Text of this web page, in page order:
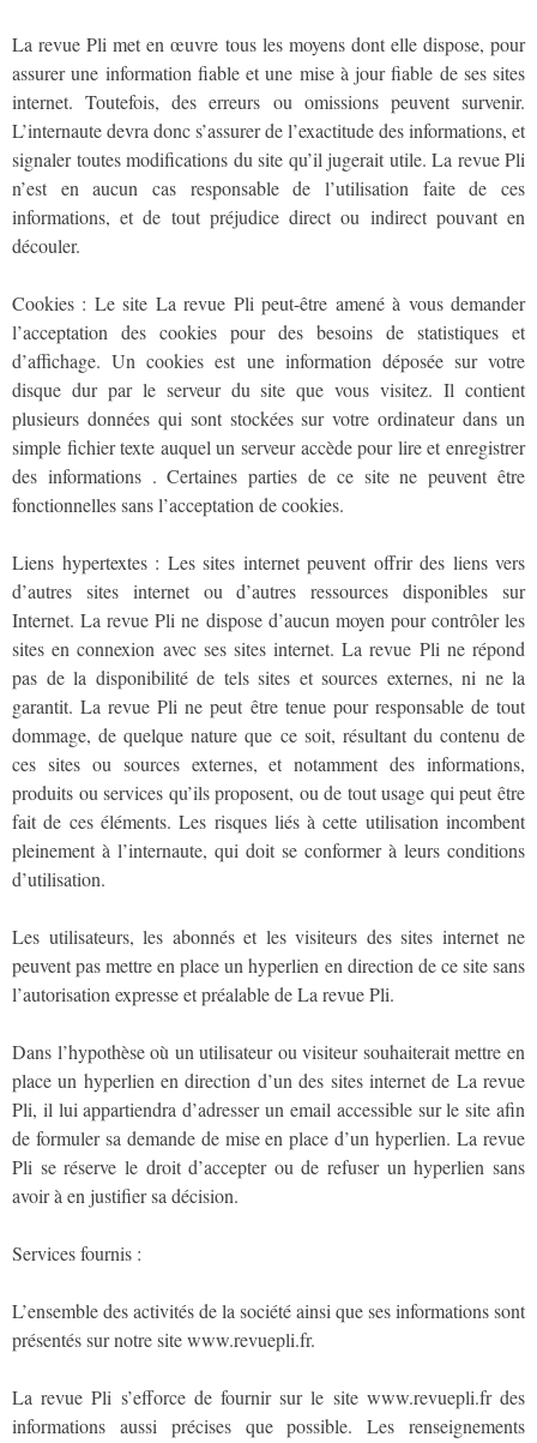
La revue Pli met en œuvre tous les moyens dont elle dispose, pour
assurer une information fiable et une mise à jour fiable de ses sites
internet. Toutefois, des erreurs ou omissions peuvent survenir.
L’internaute devra donc s’assurer de l’exactitude des informations, et
signaler toutes modifications du site qu’il jugerait utile. La revue Pli
n’est en aucun cas responsable de l’utilisation faite de ces
informations, et de tout préjudice direct ou indirect pouvant en
découler.
Cookies : Le site La revue Pli peut-être amené à vous demander
l’acceptation des cookies pour des besoins de statistiques et
d’affichage. Un cookies est une information déposée sur votre
disque dur par le serveur du site que vous visitez. Il contient
plusieurs données qui sont stockées sur votre ordinateur dans un
simple fichier texte auquel un serveur accède pour lire et enregistrer
des informations . Certaines parties de ce site ne peuvent être
fonctionnelles sans l’acceptation de cookies.
Liens hypertextes : Les sites internet peuvent offrir des liens vers
d’autres sites internet ou d’autres ressources disponibles sur
Internet. La revue Pli ne dispose d’aucun moyen pour contrôler les
sites en connexion avec ses sites internet. La revue Pli ne répond
pas de la disponibilité de tels sites et sources externes, ni ne la
garantit. La revue Pli ne peut être tenue pour responsable de tout
dommage, de quelque nature que ce soit, résultant du contenu de
ces sites ou sources externes, et notamment des informations,
produits ou services qu’ils proposent, ou de tout usage qui peut être
fait de ces éléments. Les risques liés à cette utilisation incombent
pleinement à l’internaute, qui doit se conformer à leurs conditions
d’utilisation.
Les utilisateurs, les abonnés et les visiteurs des sites internet ne
peuvent pas mettre en place un hyperlien en direction de ce site sans
l’autorisation expresse et préalable de La revue Pli.
Dans l’hypothèse où un utilisateur ou visiteur souhaiterait mettre en
place un hyperlien en direction d’un des sites internet de La revue
Pli, il lui appartiendra d’adresser un email accessible sur le site afin
de formuler sa demande de mise en place d’un hyperlien. La revue
Pli se réserve le droit d’accepter ou de refuser un hyperlien sans
avoir à en justifier sa décision.
Services fournis :
L’ensemble des activités de la société ainsi que ses informations sont
présentés sur notre site www.revuepli.fr.
La revue Pli s’efforce de fournir sur le site www.revuepli.fr des
informations aussi précises que possible. Les renseignements